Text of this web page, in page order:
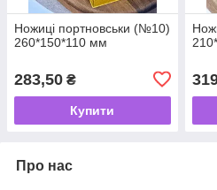
Ножиці портновськи (№10)
260*150*110 мм
283,50 ₴
Купити
Про нас